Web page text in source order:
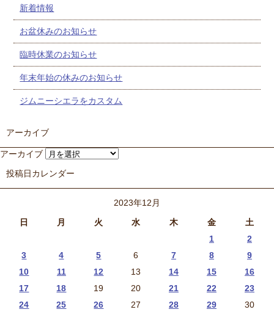
新着情報
お盆休みのお知らせ
臨時休業のお知らせ
年末年始の休みのお知らせ
ジムニーシエラをカスタム
アーカイブ
アーカイブ
投稿日カレンダー
2023年12月
日
月 火 水 木 金 土
1
2
3
4 5 6 7 8
9
10
11 12 13 14 15
16
17
18 19 20 21 22
23
24
25 26 27 28 29
30